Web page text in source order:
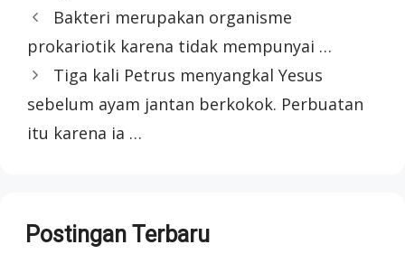
Bakteri merupakan organisme
prokariotik karena tidak mempunyai …
Tiga kali Petrus menyangkal Yesus
sebelum ayam jantan berkokok. Perbuatan
itu karena ia …
Postingan Terbaru